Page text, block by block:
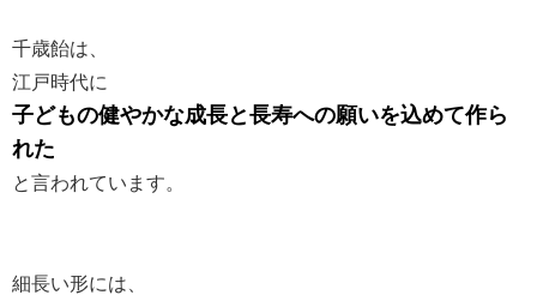
千歳飴は、
江戸時代に
子どもの健やかな成長と長寿への願いを込めて作ら
れた
と言われています。
細長い形には、